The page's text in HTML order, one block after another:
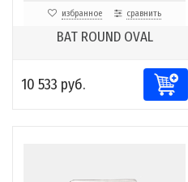
избранное сравнить
BAT ROUND OVAL
10 533 руб.